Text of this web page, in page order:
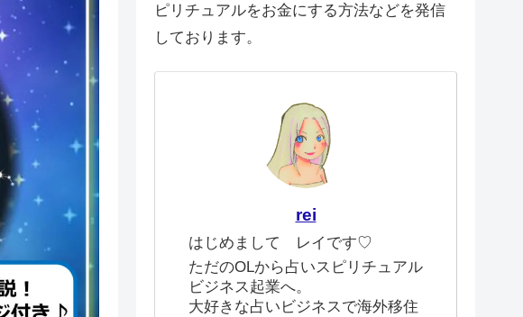
ピリチュアルをお金にする方法などを発信
しております。
rei
はじめまして レイです♡
ただのOLから占いスピリチュアル
ビジネス起業へ。
大好きな占いビジネスで海外移住